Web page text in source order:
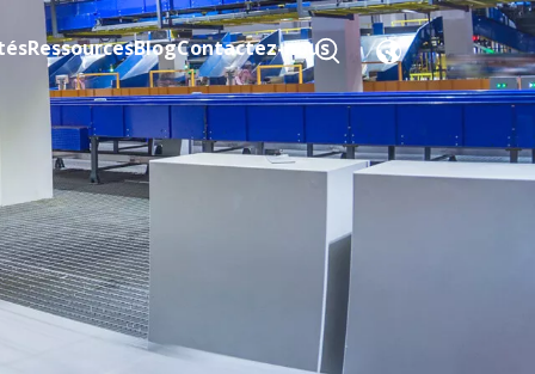
RessourcesBlogContactez-nous